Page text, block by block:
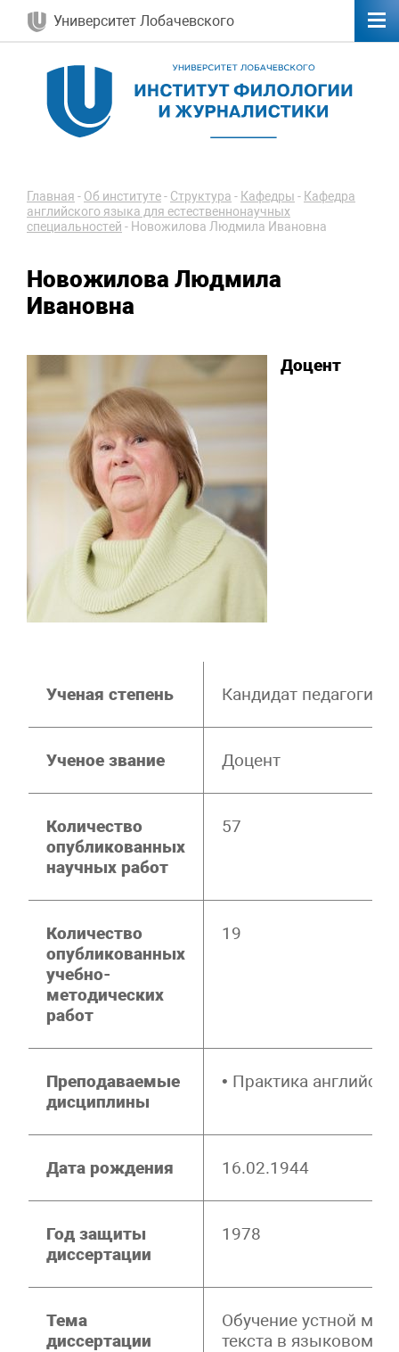
Университет Лобачевского
Главная - Об институте- Структура - Кафедры - Кафедра
английского языка для естественнонаучных
специальностей - Новожилова Людмила Ивановна
Новожилова Людмила
Ивановна
Доцент
Ученая степень Кандидат
Ученое звание Доцент
Количество
опубликованных
научных работ
57
Количество
опубликованных
учебно-
методических
работ
19
Преподаваемые
дисциплины
• Практика
Дата рождения 16.02.1944
Год защиты
диссертации
1978
Тема
диссертации
Обучение устной
текста в языковом